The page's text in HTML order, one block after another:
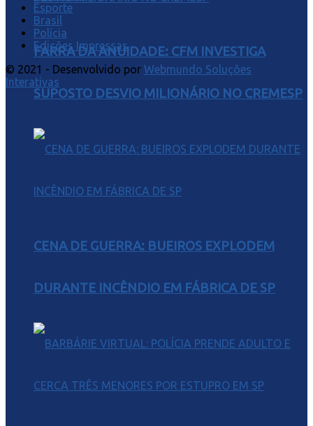
FARRA DA ANUIDADE: CFM INVESTIGA
SUPOSTO DESVIO MILIONÁRIO NO CREMESP
CENA DE GUERRA: BUEIROS EXPLODEM
DURANTE INCÊNDIO EM FÁBRICA DE SP
Esporte
Brasil
Polícia
Edições Impressas
© 2021 - Desenvolvido por Webmundo Soluções
Interativas